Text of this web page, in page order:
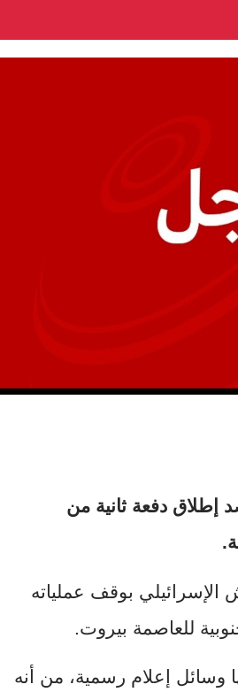
إطلاق دفعة ثانية من
الإسرائيلي بوقف عملياته
للعاصمة بيروت.
وسائل إعلام رسمية، من أنه